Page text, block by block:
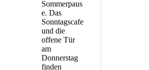
Sommerpaus
e. Das
Sonntagscafe
und die
offene Tür
am
Donnerstag
finden